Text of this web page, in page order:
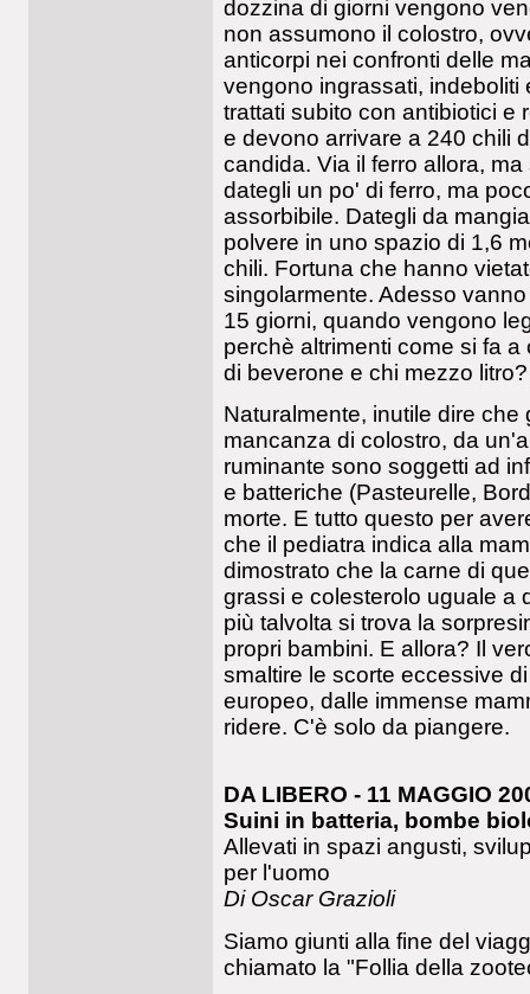
dozzina di giorni vengono
non assumono il colostro,
anticorpi nei confronti delle
vengono ingrassati, indeboliti
trattati subito con antibiotici e
e devono arrivare a 240 chili
candida. Via il ferro allora,
dategli un po' di ferro, ma
assorbibile. Dategli da
polvere in uno spazio di 1,6
chili. Fortuna che hanno
singolarmente. Adesso
15 giorni, quando vengono
perchè altrimenti come si fa
di beverone e chi mezzo litro?
Naturalmente, inutile dire
mancanza di colostro, da
ruminante sono soggetti ad
e batteriche (Pasteurelle,
morte. E tutto questo per
che il pediatra indica alla
dimostrato che la carne di
grassi e colesterolo uguale a
più talvolta si trova la
propri bambini. E allora? Il
smaltire le scorte eccessive
europeo, dalle immense
ridere. C'è solo da piangere.
DA LIBERO - 11 MAGGIO
Suini in batteria, bombe
Allevati in spazi angusti,
per l'uomo
Di Oscar Grazioli
Siamo giunti alla fine del
chiamato la "Follia della